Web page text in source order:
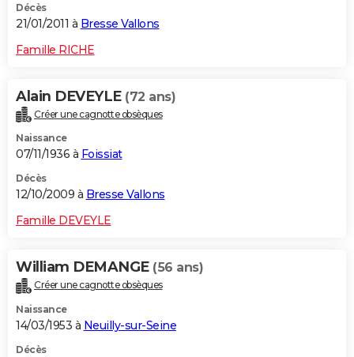
Décès
21/01/2011 à Bresse Vallons
Famille RICHE
Alain DEVEYLE (72 ans)
Créer une cagnotte obsèques
Naissance
07/11/1936 à Foissiat
Décès
12/10/2009 à Bresse Vallons
Famille DEVEYLE
William DEMANGE (56 ans)
Créer une cagnotte obsèques
Naissance
14/03/1953 à Neuilly-sur-Seine
Décès